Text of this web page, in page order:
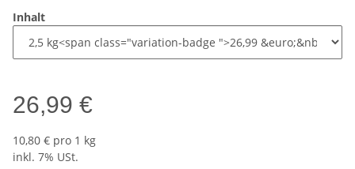
Inhalt
26,99 €
10,80 € pro 1 kg
inkl. 7% USt.